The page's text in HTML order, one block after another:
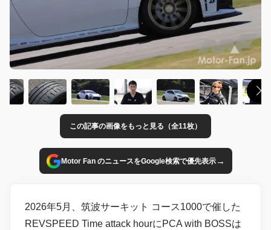
この記事の画像をもっと見る（全11枚）
Motor Fan のニュースをGoogle検索で優先表示→
2026年5月、筑波サーキット コース1000で催した
REVSPEED Time attack hourにPCA with BOSSは